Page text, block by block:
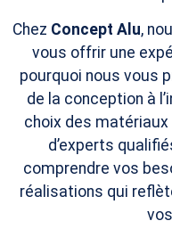
Chez Concept Alu,
vous offrir une
pourquoi nous vous
de la conception à
choix des
d’experts
comprendre vos
réalisations qui